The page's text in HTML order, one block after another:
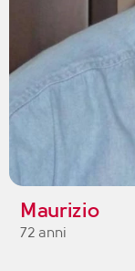
Maurizio
72 anni